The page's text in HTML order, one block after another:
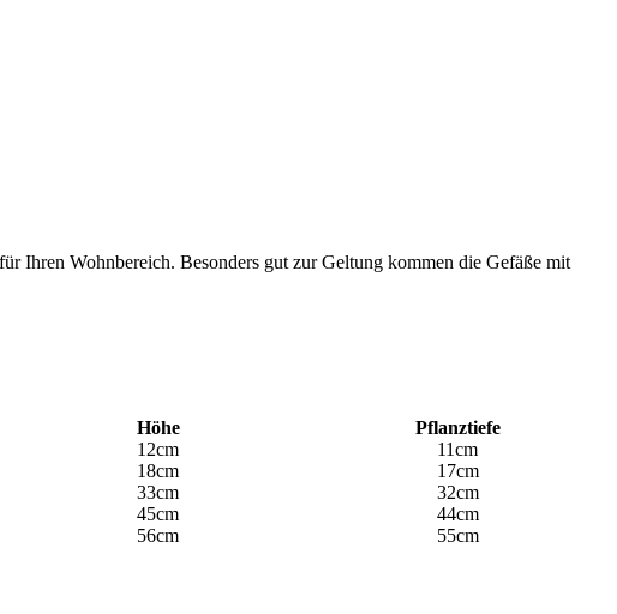
Ihren Wohnbereich. Besonders gut zur Geltung kommen die Gefäße mit
Höhe
Pflanztiefe
12cm
11cm
18cm
17cm
33cm
32cm
45cm
44cm
56cm 55cm